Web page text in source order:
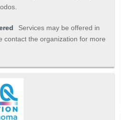
Services may be offered in
contact the organization for more